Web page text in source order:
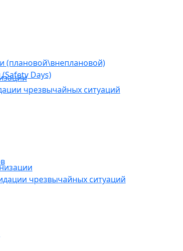
чрезвычайных ситуаций
(плановой\внеплановой)
Days)
чрезвычайных ситуаций